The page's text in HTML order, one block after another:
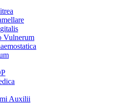
Vulnerum
Auxilii